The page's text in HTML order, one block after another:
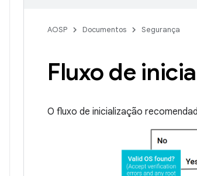
AOSP Documentos Segurança
Fluxo de
O fluxo de inicialização